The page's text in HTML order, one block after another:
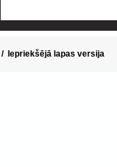
/ Iepriekšējā lapas versija